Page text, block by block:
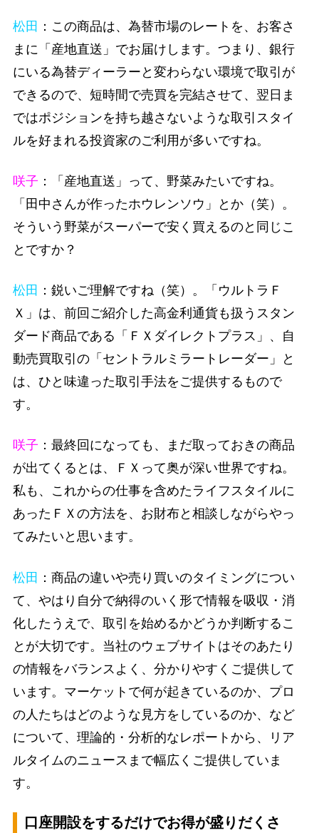
松田 ：この商品は、為替市場のレートを、お客さ
まに「産地直送」でお届けします。つまり、銀行
にいる為替ディーラーと変わらない環境で取引が
できるので、短時間で売買を完結させて、翌日ま
ではポジションを持ち越さないような取引スタイ
ルを好まれる投資家のご利用が多いですね。
咲子 ：「産地直送」って、野菜みたいですね。
「田中さんが作ったホウレンソウ」とか（笑）。
そういう野菜がスーパーで安く買えるのと同じこ
とですか？
松田 ：鋭いご理解ですね（笑）。「ウルトラＦ
Ｘ」は、前回ご紹介した高金利通貨も扱うスタン
ダード商品である「ＦＸダイレクトプラス」、自
動売買取引の「セントラルミラートレーダー」と
は、ひと味違った取引手法をご提供するもので
す。
咲子 ：最終回になっても、まだ取っておきの商品
が出てくるとは、ＦＸって奥が深い世界ですね。
私も、これからの仕事を含めたライフスタイルに
あったＦＸの方法を、お財布と相談しながらやっ
てみたいと思います。
松田 ：商品の違いや売り買いのタイミングについ
て、やはり自分で納得のいく形で情報を吸収・消
化したうえで、取引を始めるかどうか判断するこ
とが大切です。当社のウェブサイトはそのあたり
の情報をバランスよく、分かりやすくご提供して
います。マーケットで何が起きているのか、プロ
の人たちはどのような見方をしているのか、など
について、理論的・分析的なレポートから、リア
ルタイムのニュースまで幅広くご提供していま
す。
口座開設をするだけでお得が盛りだくさ